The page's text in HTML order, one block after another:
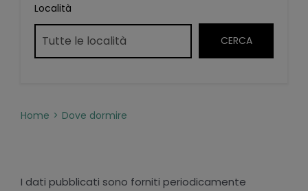
Località
Home Dove dormire
I dati pubblicati sono forniti periodicamente